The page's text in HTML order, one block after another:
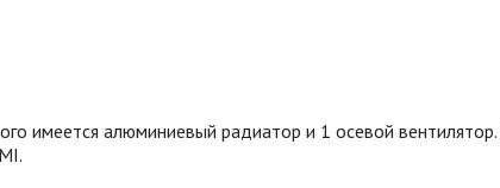
имеется алюминиевый радиатор и 1 осевой вентилятор.